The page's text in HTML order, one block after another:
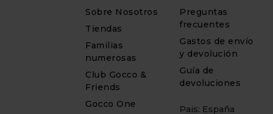
Sobre Nosotros
Tiendas
Familias
numerosas
Club Gocco &
Friends
Gocco One
Preguntas
frecuentes
Gastos de envío
y devolución
Guía de
devoluciones
Pais: España